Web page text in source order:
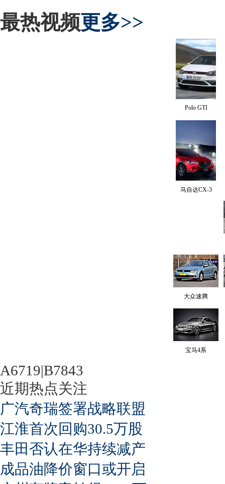
最热视频更多>>
Polo GTI
马自达CX-3
大众速腾
宝马4系
A6719|B7843
近期热点关注
广汽奇瑞签署战略联盟
江淮首次回购30.5万股
丰田否认在华持续减产
成品油降价窗口或开启